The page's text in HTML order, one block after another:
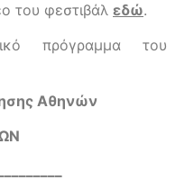
του φεστιβάλ εδώ.
πρόγραμμα του
Αθηνών